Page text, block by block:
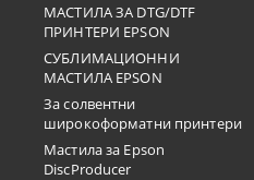
МАСТИЛА ЗА DTG/DTF
ПРИНТЕРИ EPSON
СУБЛИМАЦИОННИ
МАСТИЛА EPSON
За солвентни
широкоформатни принтери
Мастила за Epson
DiscProducer